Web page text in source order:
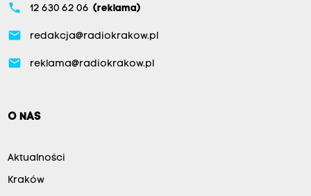
phone 12 630 62 06 (reklama)
email redakcja@radiokrakow.pl
email reklama@radiokrakow.pl
O NAS
Aktualności
Kraków